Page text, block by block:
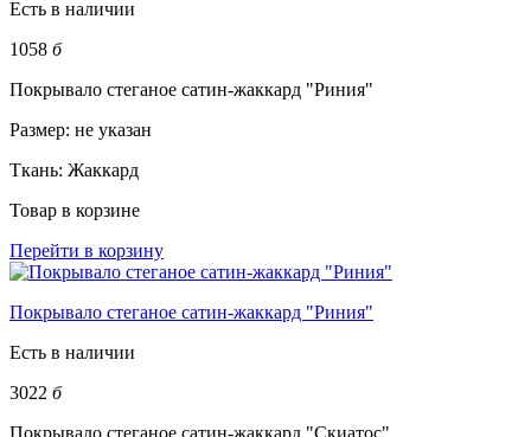
Есть в наличии
1058 б
Покрывало стеганое сатин-жаккард "Риния"
Размер: не указан
Ткань: Жаккард
Товар в корзине
Перейти в корзину
Покрывало стеганое сатин-жаккард "Риния"
Есть в наличии
3022 б